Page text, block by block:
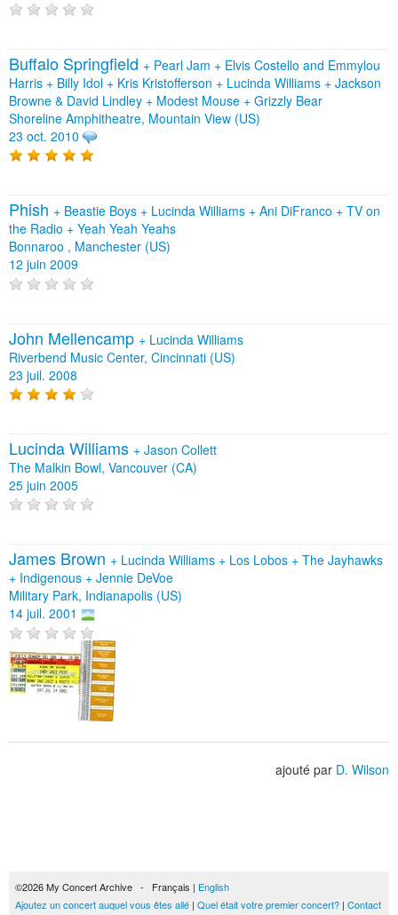
Buffalo Springfield + Pearl Jam + Elvis Costello and Emmylou
Harris + Billy Idol + Kris Kristofferson + Lucinda Williams + Jackson
Browne & David Lindley + Modest Mouse + Grizzly Bear
Shoreline Amphitheatre, Mountain View (US)
23 oct. 2010
Phish + Beastie Boys + Lucinda Williams + Ani DiFranco + TV on
the Radio + Yeah Yeah Yeahs
Bonnaroo , Manchester (US)
12 juin 2009
John Mellencamp + Lucinda Williams
Riverbend Music Center, Cincinnati (US)
23 juil. 2008
Lucinda Williams + Jason Collett
The Malkin Bowl, Vancouver (CA)
25 juin 2005
James Brown + Lucinda Williams + Los Lobos + The Jayhawks
+ Indigenous + Jennie DeVoe
Military Park, Indianapolis (US)
14 juil. 2001
ajouté par D. Wilson
©2026 My Concert Archive - Français | English
Ajoutez un concert auquel vous êtes allé | Quel était votre premier concert? | Contact